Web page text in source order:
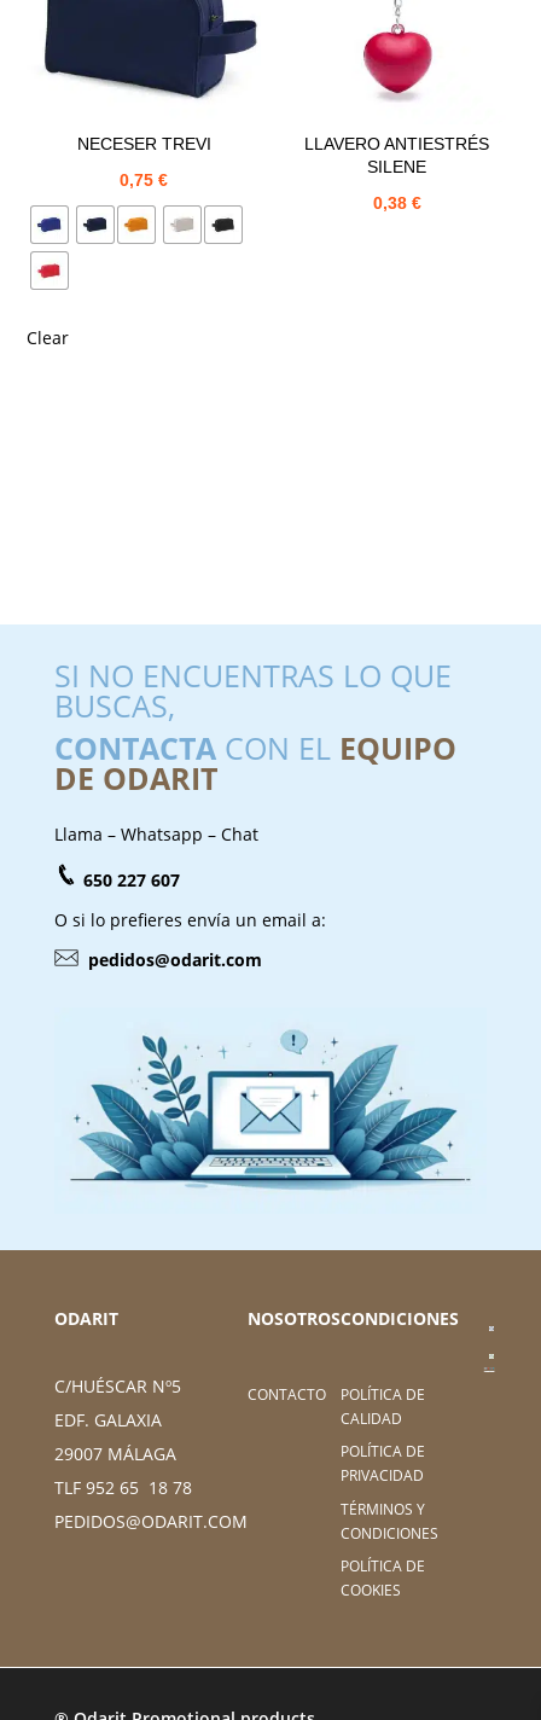
NECESER TREVI
0,75€
Clear
LLAVERO ANTIESTRÉS
SILENE
0,38 €
SI NO ENCUENTRAS LO QUE
BUSCAS,
CONTACTACON EL EQUIPO
DE ODARIT
Llama – Whatsapp – Chat
650 227 607
O si lo prefieres envía un email a:
pedidos@odarit.com
ODARIT
C/HUÉSCAR Nº5
EDF. GALAXIA
29007 MÁLAGA
TLF 952 65 18 78
PEDIDOS@ODARIT.COM
NOSOTROS
CONTACTO
CONDICIONES
POLÍTICA DE
CALIDAD
POLÍTICA DE
PRIVACIDAD
TÉRMINOS Y
CONDICIONES
POLÍTICA DE
COOKIES